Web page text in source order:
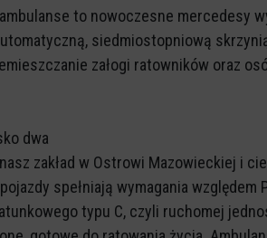
to nowoczesne mercedesy
siedmiostopniową
załogi ratowników oraz
dwa
zakład w Ostrowi Mazowieckiej i
spełniają wymagania względem
typu C, czyli ruchomej